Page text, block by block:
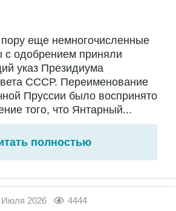
еще немногочисленные
с одобрением приняли
указ Президиума
СССР. Переименование
Пруссии было воспринято
того, что Янтарный...
полностью
Июля 2026 4444